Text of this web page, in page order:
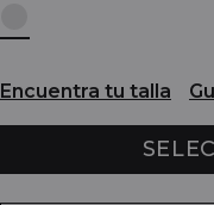
Encuentra tu talla